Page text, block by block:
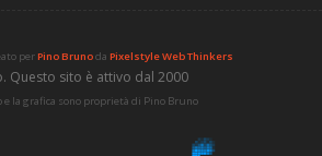
perPino Brunoda Pixelstyle Web Thinkers
Questo sito è attivo dal 2000
e la grafica sono proprietà di Pino Bruno